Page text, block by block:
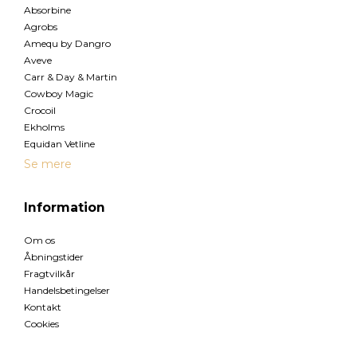
Absorbine
Agrobs
Amequ by Dangro
Aveve
Carr & Day & Martin
Cowboy Magic
Crocoil
Ekholms
Equidan Vetline
Se mere
Information
Om os
Åbningstider
Fragtvilkår
Handelsbetingelser
Kontakt
Cookies